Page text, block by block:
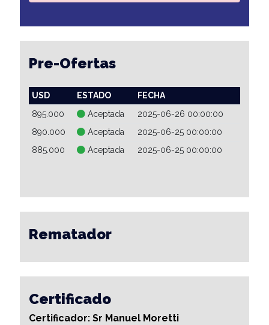
Pre-Ofertas
USD ESTADO
FECHA
895.000
Aceptada
2025-06-26 00:00:00
890.000
Aceptada
2025-06-25 00:00:00
885.000
Aceptada 2025-06-25 00:00:00
Rematador
Certificado
Certificador: Sr Manuel Moretti